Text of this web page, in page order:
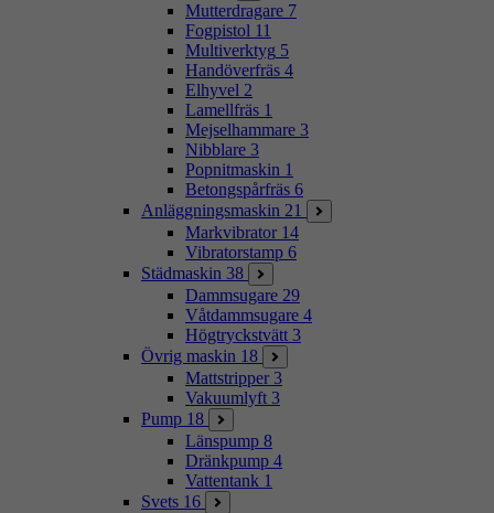
Mutterdragare 7
Fogpistol 11
Multiverktyg 5
Handöverfräs 4
Elhyvel 2
Lamellfräs 1
Mejselhammare 3
Nibblare 3
Popnitmaskin 1
Betongspårfräs 6
Anläggningsmaskin 21
Markvibrator 14
Vibratorstamp 6
Städmaskin 38
Dammsugare 29
Våtdammsugare 4
Högtryckstvätt 3
Övrig maskin 18
Mattstripper 3
Vakuumlyft 3
Pump 18
Länspump 8
Dränkpump 4
Vattentank 1
Svets 16